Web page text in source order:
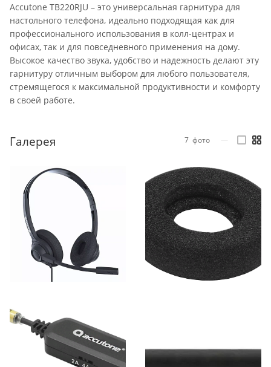
Accutone TB220RJU – это универсальная гарнитура для
настольного телефона, идеально подходящая как для
профессионального использования в колл-центрах и
офисах, так и для повседневного применения на дому.
Высокое качество звука, удобство и надежность делают эту
гарнитуру отличным выбором для любого пользователя,
стремящегося к максимальной продуктивности и комфорту
в своей работе.
Галерея 7 фото